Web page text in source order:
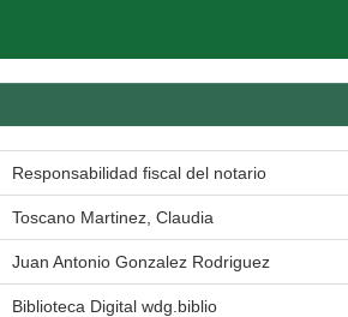
Responsabilidad fiscal del notario
Toscano Martinez, Claudia
Juan Antonio Gonzalez Rodriguez
Biblioteca Digital wdg.biblio